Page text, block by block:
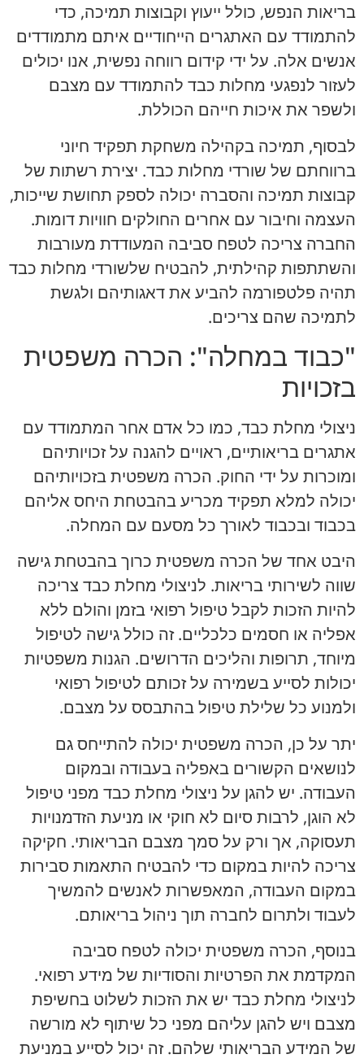
בריאות הנפש, כולל ייעוץ וקבוצות תמיכה, כדי
להתמודד עם האתגרים הייחודיים איתם מתמודדים
אנשים אלה. על ידי קידום רווחה נפשית, אנו יכולים
לעזור לנפגעי מחלות כבד להתמודד עם מצבם
ולשפר את איכות חייהם הכוללת.
לבסוף, תמיכה בקהילה משחקת תפקיד חיוני
ברווחתם של שורדי מחלות כבד. יצירת רשתות של
קבוצות תמיכה והסברה יכולה לספק תחושת שייכות,
העצמה וחיבור עם אחרים החולקים חוויות דומות.
החברה צריכה לטפח סביבה המעודדת מעורבות
והשתתפות קהילתית, להבטיח שלשורדי מחלות כבד
תהיה פלטפורמה להביע את דאגותיהם ולגשת
לתמיכה שהם צריכים.
"כבוד במחלה": הכרה משפטית
בזכויות
ניצולי מחלת כבד, כמו כל אדם אחר המתמודד עם
אתגרים בריאותיים, ראויים להגנה על זכויותיהם
ומוכרות על ידי החוק. הכרה משפטית בזכויותיהם
יכולה למלא תפקיד מכריע בהבטחת היחס אליהם
בכבוד ובכבוד לאורך כל מסעם עם המחלה.
היבט אחד של הכרה משפטית כרוך בהבטחת גישה
שווה לשירותי בריאות. לניצולי מחלת כבד צריכה
להיות הזכות לקבל טיפול רפואי בזמן והולם ללא
אפליה או חסמים כלכליים. זה כולל גישה לטיפול
מיוחד, תרופות והליכים הדרושים. הגנות משפטיות
יכולות לסייע בשמירה על זכותם לטיפול רפואי
ולמנוע כל שלילת טיפול בהתבסס על מצבם.
יתר על כן, הכרה משפטית יכולה להתייחס גם
לנושאים הקשורים באפליה בעבודה ובמקום
העבודה. יש להגן על ניצולי מחלת כבד מפני טיפול
לא הוגן, לרבות סיום לא חוקי או מניעת הזדמנויות
תעסוקה, אך ורק על סמך מצבם הבריאותי. חקיקה
צריכה להיות במקום כדי להבטיח התאמות סבירות
במקום העבודה, המאפשרות לאנשים להמשיך
לעבוד ולתרום לחברה תוך ניהול בריאותם.
בנוסף, הכרה משפטית יכולה לטפח סביבה
המקדמת את הפרטיות והסודיות של מידע רפואי.
לניצולי מחלת כבד יש את הזכות לשלוט בחשיפת
מצבם ויש להגן עליהם מפני כל שיתוף לא מורשה
של המידע הבריאותי שלהם. זה יכול לסייע במניעת